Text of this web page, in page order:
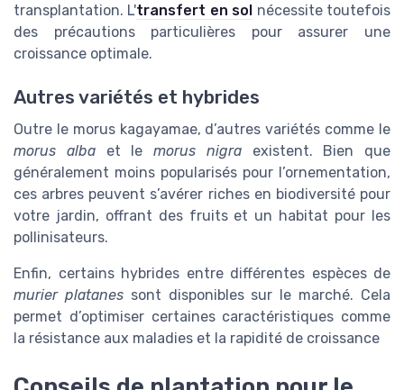
transplantation. L'transfert en sol nécessite toutefois
des précautions particulières pour assurer une
croissance optimale.
Autres variétés et hybrides
Outre le morus kagayamae, d’autres variétés comme le
morus albaet le morus nigraexistent. Bien que
généralement moins popularisés pour l’ornementation,
ces arbres peuvent s’avérer riches en biodiversité pour
votre jardin, offrant des fruits et un habitat pour les
pollinisateurs.
Enfin, certains hybrides entre différentes espèces de
murier platanessont disponibles sur le marché. Cela
permet d’optimiser certaines caractéristiques comme
la résistance aux maladies et la rapidité de croissance